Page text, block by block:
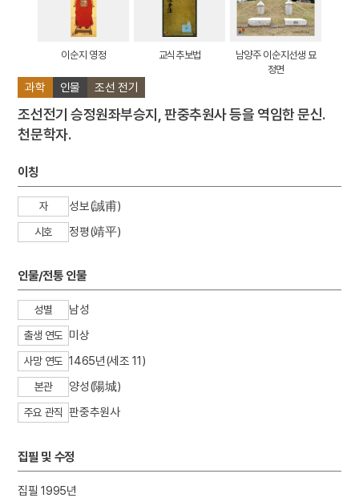
과학 인물 조선 전기
조선전기 승정원좌부승지, 판중추원사 등을 역임한 문신.
천문학자.
이칭
자 성보(誠甫)
시호 정평(靖平)
인물/전통 인물
성별 남성
출생 연도 미상
사망 연도 1465년(세조 11)
본관 양성(陽城)
주요 관직 판중추원사
집필 및 수정
집필 1995년
이순지 영정 교식추보법
남양주 이순지선생 묘
정면